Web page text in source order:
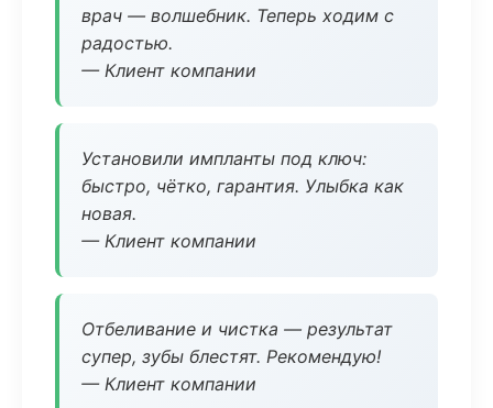
врач — волшебник. Теперь ходим с
радостью.
— Клиент компании
Установили импланты под ключ:
быстро, чётко, гарантия. Улыбка как
новая.
— Клиент компании
Отбеливание и чистка — результат
супер, зубы блестят. Рекомендую!
— Клиент компании